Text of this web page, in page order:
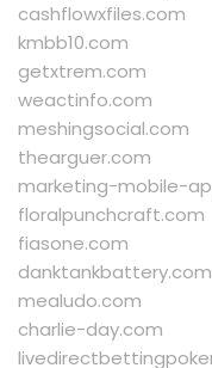
cashflowxfiles.com
kmbb10.com
getxtrem.com
weactinfo.com
meshingsocial.com
thearguer.com
marketing-mobile-
floralpunchcraft.com
fiasone.com
danktankbattery.com
mealudo.com
charlie-day.com